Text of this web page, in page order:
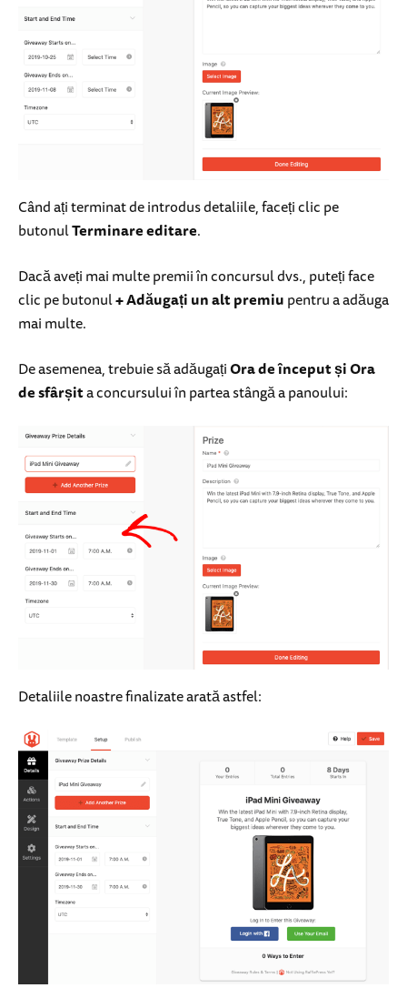
Când ați terminat de introdus detaliile, faceți clic pe
butonulTerminare editare.
Dacă aveți mai multe premii în concursul dvs., puteți face
clic pe butonul+ Adăugați un alt premiupentru a adăuga
mai multe.
De asemenea, trebuie să adăugațiOra de început și Ora
de sfârșita concursului în partea stângă a panoului:
Detaliile noastre finalizate arată astfel: